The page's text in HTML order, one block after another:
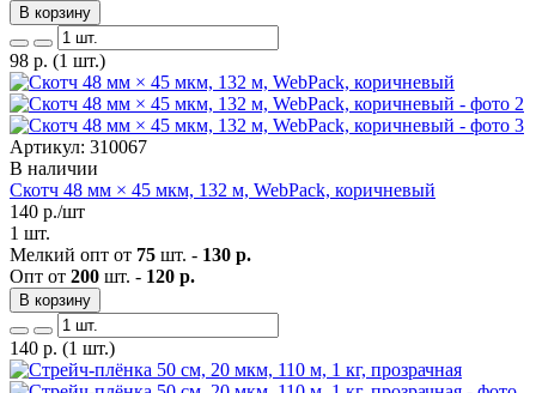
В корзину
98 р. (1 шт.)
Артикул: 310067
В наличии
Скотч 48 мм × 45 мкм, 132 м, WebPack, коричневый
140 р./шт
1 шт.
Мелкий опт от 75 шт. - 130 р.
Опт от 200 шт. - 120 р.
В корзину
140 р. (1 шт.)